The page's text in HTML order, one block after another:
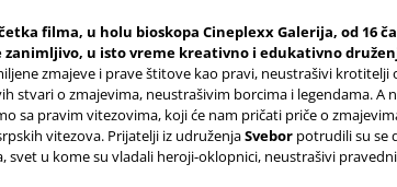
filma, u holu bioskopa Cineplexx Galerija, od 16
zanimljivo, u isto vreme kreativno i edukativno
zmajeve i prave štitove kao pravi, neustrašivi
stvari o zmajevima, neustrašivim borcima i legendama. A
sa pravim vitezovima, koji će nam pričati priče o
vitezova. Prijatelji iz udruženjaSvebor potrudili su se
svet u kome su vladali heroji-oklopnici, neustrašivi